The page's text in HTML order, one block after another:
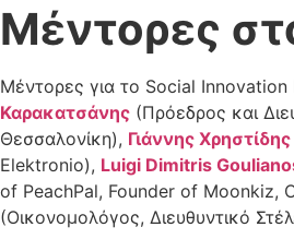
Μέντορες
Μέντορες για το Social Innovation
Καρακατσάνης (Πρόεδρος και
Θεσσαλονίκη), Γιάννης Χρηστίδης
Elektronio), Luigi Dimitris
of PeachPal, Founder of Moonkiz,
(Οικονομολόγος, Διευθυντικό